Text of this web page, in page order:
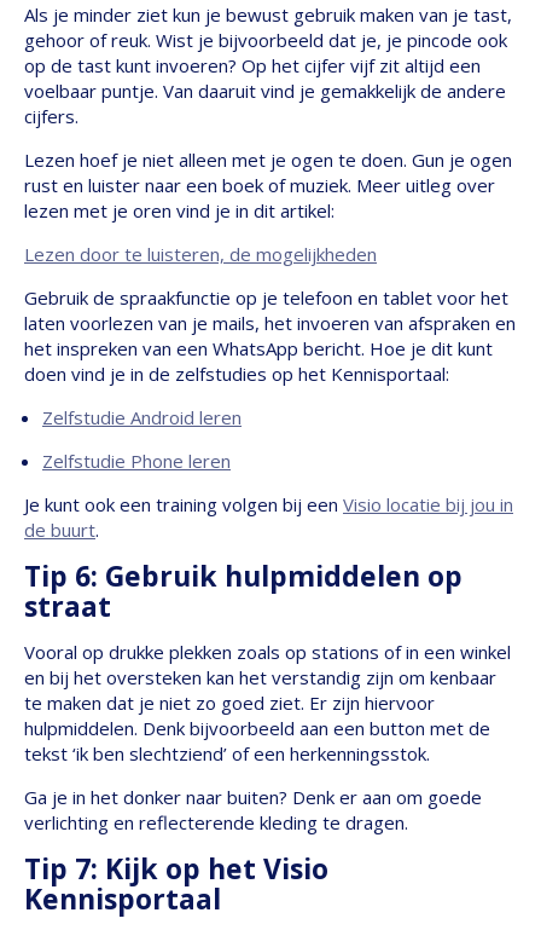
Als je minder ziet kun je bewust gebruik maken van je tast,
gehoor of reuk. Wist je bijvoorbeeld dat je, je pincode ook
op de tast kunt invoeren? Op het cijfer vijf zit altijd een
voelbaar puntje. Van daaruit vind je gemakkelijk de andere
cijfers.
Lezen hoef je niet alleen met je ogen te doen. Gun je ogen
rust en luister naar een boek of muziek. Meer uitleg over
lezen met je oren vind je in dit artikel:
Lezen door te luisteren, de mogelijkheden
Gebruik de spraakfunctie op je telefoon en tablet voor het
laten voorlezen van je mails, het invoeren van afspraken en
het inspreken van een WhatsApp bericht. Hoe je dit kunt
doen vind je in de zelfstudies op het Kennisportaal:
Zelfstudie Android leren
Zelfstudie Phone leren
Je kunt ook een training volgen bij een Visio locatie bij jou in
de buurt.
Tip 6: Gebruik hulpmiddelen op
straat
Vooral op drukke plekken zoals op stations of in een winkel
en bij het oversteken kan het verstandig zijn om kenbaar
te maken dat je niet zo goed ziet. Er zijn hiervoor
hulpmiddelen. Denk bijvoorbeeld aan een button met de
tekst ‘ik ben slechtziend’ of een herkenningsstok.
Ga je in het donker naar buiten? Denk er aan om goede
verlichting en reflecterende kleding te dragen.
Tip 7: Kijk op het Visio
Kennisportaal